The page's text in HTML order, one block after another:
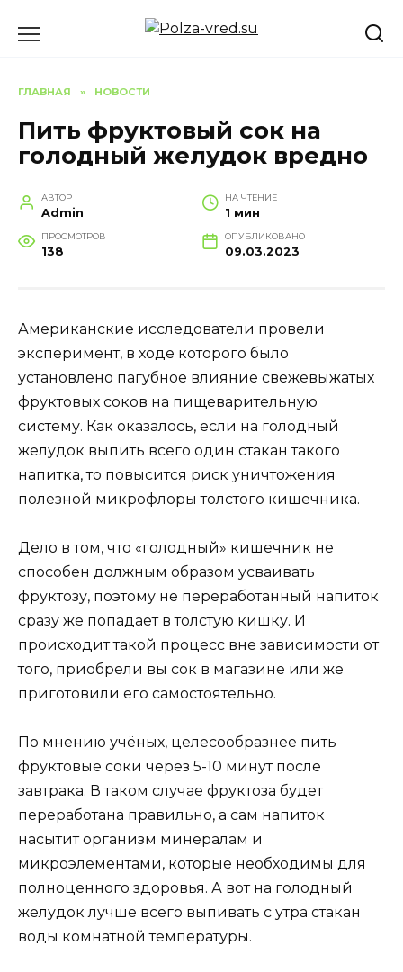
ГЛАВНАЯ » НОВОСТИ
Пить фруктовый сок на
голодный желудок вредно
АВТОР
Admin
НА ЧТЕНИЕ
1 мин
ПРОСМОТРОВ
138
ОПУБЛИКОВАНО
09.03.2023
Американские исследователи провели
эксперимент, в ходе которого было
установлено пагубное влияние свежевыжатых
фруктовых соков на пищеварительную
систему. Как оказалось, если на голодный
желудок выпить всего один стакан такого
напитка, то повысится риск уничтожения
полезной микрофлоры толстого кишечника.
Дело в том, что «голодный» кишечник не
способен должным образом усваивать
фруктозу, поэтому не переработанный напиток
сразу же попадает в толстую кишку. И
происходит такой процесс вне зависимости от
того, приобрели вы сок в магазине или же
приготовили его самостоятельно.
По мнению учёных, целесообразнее пить
фруктовые соки через 5-10 минут после
завтрака. В таком случае фруктоза будет
переработана правильно, а сам напиток
насытит организм минералам и
микроэлементами, которые необходимы для
полноценного здоровья. А вот на голодный
желудок лучше всего выпивать с утра стакан
воды комнатной температуры.